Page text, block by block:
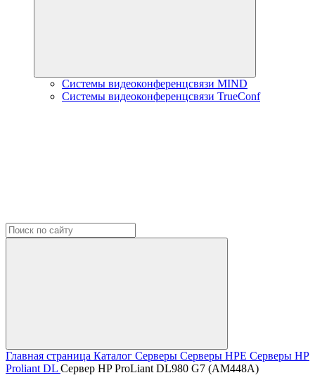
Системы видеоконференцсвязи MIND
Системы видеоконференцсвязи TrueConf
Главная страница Каталог Серверы Серверы HPE Серверы HP
Proliant DL Сервер HP ProLiant DL980 G7 (AM448A)